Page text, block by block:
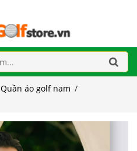
Quần áo golf nam /